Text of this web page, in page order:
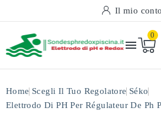
Il mio conto

0
Home Scegli Il Tuo Regolatore Séko
Elettrodo Di PH Per Régulateur De Ph